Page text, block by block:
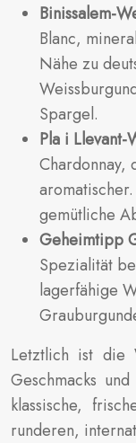
Binissalem-
Blanc,
Nähe zu
Spargel.
Pla i Llevant-
Chardonnay,
gemütliche
Geheimtipp
Spezialität
lagerfähige
Letztlich ist die
Geschmacks
klassische,
runderen,